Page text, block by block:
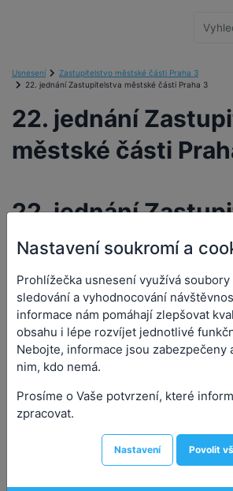
Usnesení
Zastupitelstvo městské části Praha 3
22. jednání Zastupitelstva městské části Praha 3
22. jednání
městské části
Bod číslo
22. jednání
městské části
Orgán:
Zastupitelstvo městské části
Datum a čas jednání: 15. 5. 2018 0:00
Přílohy (2)
Nastavení soukromí a
Prohlížečka usnesení využívá
sledování a vyhodnocování
informace nám pomáhají zlepšovat
obsahu i lépe rozvíjet jednotlivé
Nebojte, informace jsou zabezpečeny
nim, kdo nemá.
Prosíme o Vaše potvrzení, které
zpracovat.
Nastavení Povolit